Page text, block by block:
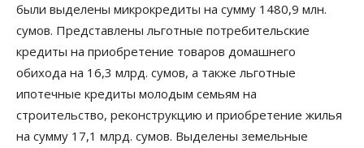
были выделены микрокредиты на сумму 1480,9 млн.
сумов. Представлены льготные потребительские
кредиты на приобретение товаров домашнего
обихода на 16,3 млрд. сумов, а также льготные
ипотечные кредиты молодым семьям на
строительство, реконструкцию и приобретение жилья
на сумму 17,1 млрд. сумов. Выделены земельные